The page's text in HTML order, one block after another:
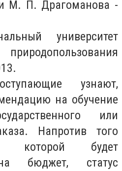
М. П. Драгоманова -
университет
узнают,
на обучение
или
Напротив того
которой будет
бюджет, статус